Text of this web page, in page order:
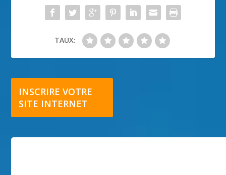
TAUX:
INSCRIRE VOTRE
SITE INTERNET